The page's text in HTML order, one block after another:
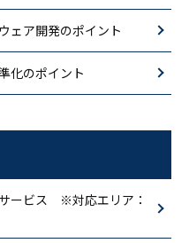
ェア開発のポイント
化のポイント
ービス ※対応エリア：